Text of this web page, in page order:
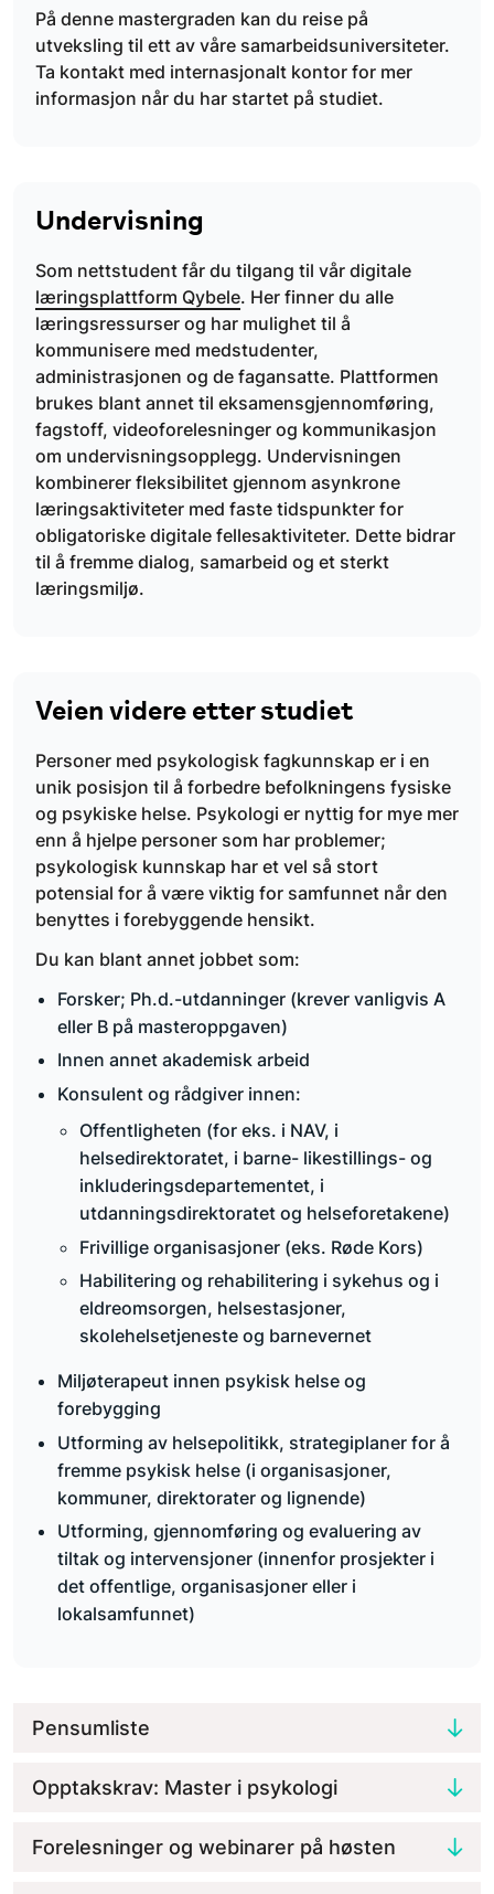
På denne mastergraden kan du reise på
utveksling til ett av våre samarbeidsuniversiteter.
Ta kontakt med internasjonalt kontor for mer
informasjon når du har startet på studiet.
Undervisning
Som nettstudent får du tilgang til vår digitale
læringsplattform Qybele. Her finner du alle
læringsressurser og har mulighet til å
kommunisere med medstudenter,
administrasjonen og de fagansatte. Plattformen
brukes blant annet til eksamensgjennomføring,
fagstoff, videoforelesninger og kommunikasjon
om undervisningsopplegg. Undervisningen
kombinerer fleksibilitet gjennom asynkrone
læringsaktiviteter med faste tidspunkter for
obligatoriske digitale fellesaktiviteter. Dette bidrar
til å fremme dialog, samarbeid og et sterkt
læringsmiljø.
Veien videre etter studiet
Personer med psykologisk fagkunnskap er i en
unik posisjon til å forbedre befolkningens fysiske
og psykiske helse. Psykologi er nyttig for mye mer
enn å hjelpe personer som har problemer;
psykologisk kunnskap har et vel så stort
potensial for å være viktig for samfunnet når den
benyttes i forebyggende hensikt.
Du kan blant annet jobbet som:
Forsker; Ph.d.-utdanninger (krever vanligvis A
eller B på masteroppgaven)
Innen annet akademisk arbeid
Konsulent og rådgiver innen:
Offentligheten (for eks. i NAV, i
helsedirektoratet, i barne- likestillings- og
inkluderingsdepartementet, i
utdanningsdirektoratet og helseforetakene)
Frivillige organisasjoner (eks. Røde Kors)
Habilitering og rehabilitering i sykehus og i
eldreomsorgen, helsestasjoner,
skolehelsetjeneste og barnevernet
Miljøterapeut innen psykisk helse og
forebygging
Utforming av helsepolitikk, strategiplaner for å
fremme psykisk helse (i organisasjoner,
kommuner, direktorater og lignende)
Utforming, gjennomføring og evaluering av
tiltak og intervensjoner (innenfor prosjekter i
det offentlige, organisasjoner eller i
lokalsamfunnet)
Pensumliste
Opptakskrav: Master i psykologi
Forelesninger og webinarer på høsten